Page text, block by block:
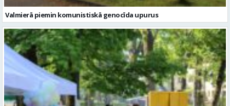
Valmierā piemin komunistiskā genocīda upurus